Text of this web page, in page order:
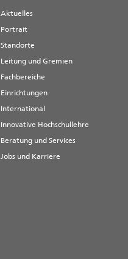
Aktuelles
Portrait
Standorte
Leitung und Gremien
Fachbereiche
Einrichtungen
International
Innovative Hochschullehre
Beratung und Services
Jobs und Karriere